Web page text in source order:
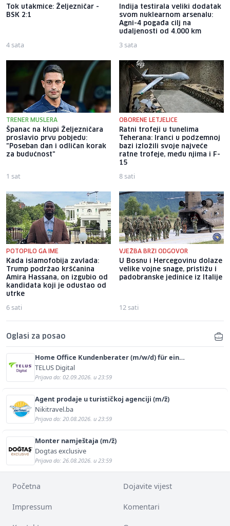
Tok utakmice: Željezničar -
BSK 2:1
4 sata
Indija testirala veliki dodatak
svom nuklearnom arsenalu:
Agni-4 pogađa cilj na
udaljenosti od 4.000 km
3 sata
TRENER MUSLERA
Španac na klupi Željezničara
proslavio prvu pobjedu:
"Poseban dan i odličan korak
za budućnost"
1 sat
OBORENE LETJELICE
Ratni trofeji u tunelima
Teherana: Iranci u podzemnoj
bazi izložili svoje najveće
ratne trofeje, među njima i F-
15
8 sati
POTOPILO GA IME
Kada islamofobija zavlada:
Trump podržao kršćanina
Amira Hassana, on izgubio od
kandidata koji je odustao od
utrke
6 sati
VJEŽBA BRZI ODGOVOR
U Bosnu i Hercegovinu dolaze
velike vojne snage, pristižu i
padobranske jedinice iz Italije
12 sati
Oglasi za posao
Home Office Kundenberater (m/w/d) für ein
renommiertes Schuhunternehmen
TELUS Digital
Prijava do: 02.09.2026. u 23:59
Agent prodaje u turističkoj agenciji (m/ž)
Nikitravel.ba
Prijava do: 20.08.2026. u 23:59
Monter namještaja (m/ž)
Dogtas exclusive
Prijava do: 26.08.2026. u 23:59
Početna Dojavite vijest
Impressum Komentari